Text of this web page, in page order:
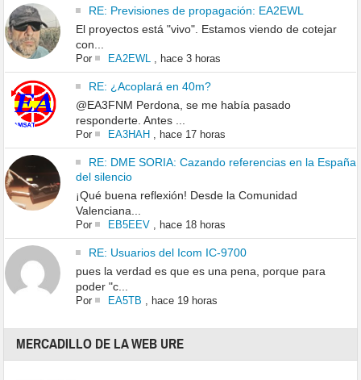
RE: Previsiones de propagación: EA2EWL
El proyectos está "vivo". Estamos viendo de cotejar
con...
Por EA2EWL, hace 3 horas
RE: ¿Acoplará en 40m?
@EA3FNM Perdona, se me había pasado
responderte. Antes ...
Por EA3HAH , hace 17 horas
RE: DME SORIA: Cazando referencias en la España
del silencio
¡Qué buena reflexión! Desde la Comunidad
Valenciana...
Por EB5EEV, hace 18 horas
RE: Usuarios del Icom IC-9700
pues la verdad es que es una pena, porque para
poder "c...
Por EA5TB , hace 19 horas
MERCADILLO DE LA WEB URE